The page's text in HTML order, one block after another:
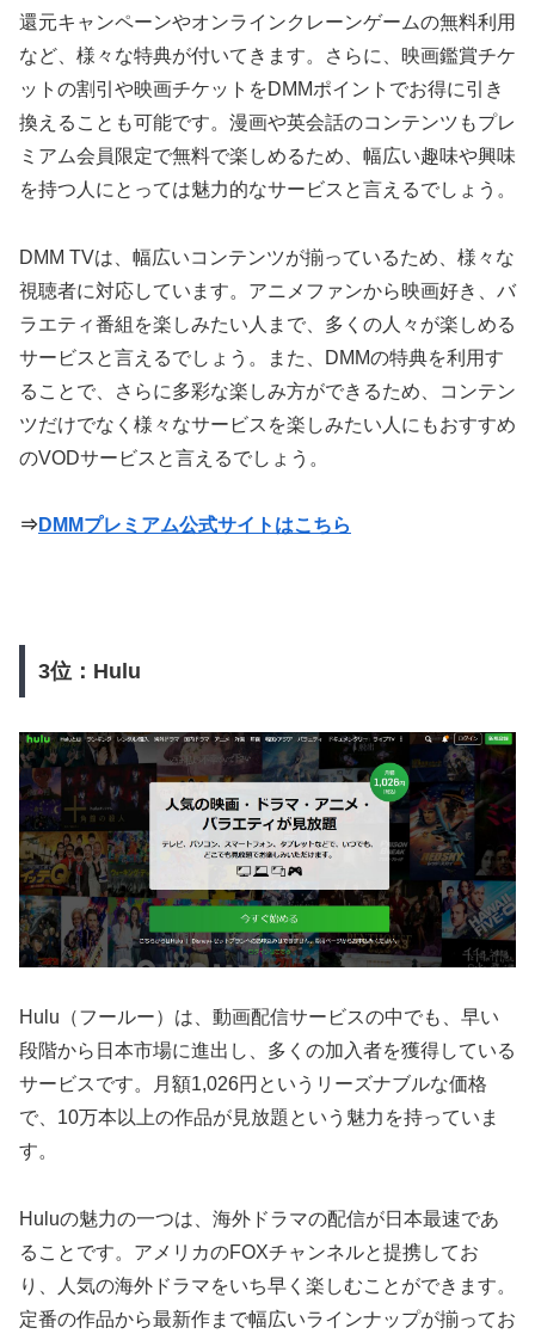
還元キャンペーンやオンラインクレーンゲームの無料利用
など、様々な特典が付いてきます。さらに、映画鑑賞チケ
ットの割引や映画チケットをDMMポイントでお得に引き
換えることも可能です。漫画や英会話のコンテンツもプレ
ミアム会員限定で無料で楽しめるため、幅広い趣味や興味
を持つ人にとっては魅力的なサービスと言えるでしょう。
DMM TVは、幅広いコンテンツが揃っているため、様々な
視聴者に対応しています。アニメファンから映画好き、バ
ラエティ番組を楽しみたい人まで、多くの人々が楽しめる
サービスと言えるでしょう。また、DMMの特典を利用す
ることで、さらに多彩な楽しみ方ができるため、コンテン
ツだけでなく様々なサービスを楽しみたい人にもおすすめ
のVODサービスと言えるでしょう。
⇒ DMMプレミアム公式サイトはこちら
3位：Hulu
Hulu（フールー）は、動画配信サービスの中でも、早い
段階から日本市場に進出し、多くの加入者を獲得している
サービスです。月額1,026円というリーズナブルな価格
で、10万本以上の作品が見放題という魅力を持っていま
す。
Huluの魅力の一つは、海外ドラマの配信が日本最速であ
ることです。アメリカのFOXチャンネルと提携してお
り、人気の海外ドラマをいち早く楽しむことができます。
定番の作品から最新作まで幅広いラインナップが揃ってお